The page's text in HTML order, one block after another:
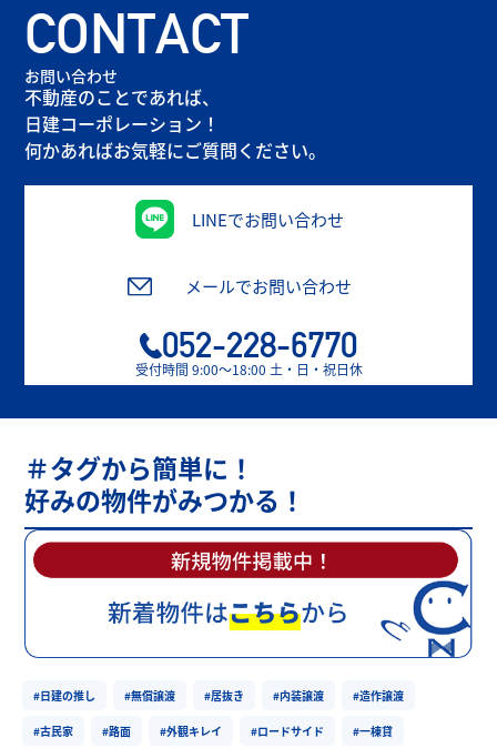
CONTACT
お問い合わせ
不動産のことであれば、
日建コーポレーション！
何かあればお気軽にご質問ください。
LINEでお問い合わせ
メールでお問い合わせ
052-228-6770
受付時間 9:00〜18:00 土・日・祝日休
＃タグから簡単に！
好みの物件がみつかる！
#日建の推し #無償譲渡 #居抜き #内装譲渡 #造作譲渡
#古民家 #路面 #外観キレイ #ロードサイド #一棟貸